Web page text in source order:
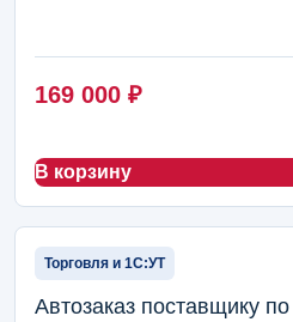
169 000 ₽
В корзину
Торговля и 1С:УТ
Автозаказ поставщику